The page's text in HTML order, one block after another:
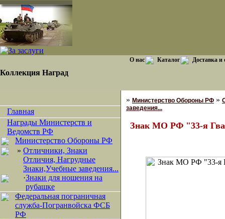
Коллекция Наград
О нас Каталог Доставка и
Главная
Награды Министерств и
Ведомств РФ
Министерство Обороны РФ
» Отличники, Знаки
Отличия, Нагрудные
Знаки,Учебные заведения...
·Знаки для ношения на
рубашке
Федеральная пограничная
служба-Погранвойска ФСБ
РФ
» Министерство Обороны РФ »
заведения...
Знак МО РФ "33-я